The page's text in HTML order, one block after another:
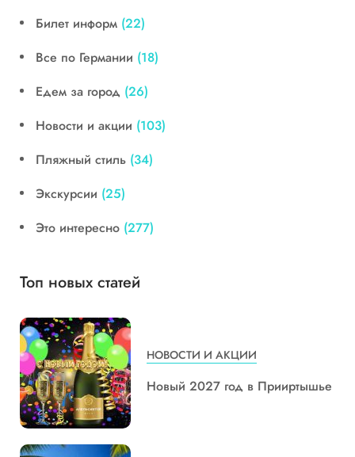
Билет информ (22)
Все по Германии (18)
Едем за город (26)
Новости и акции (103)
Пляжный стиль (34)
Экскурсии (25)
Это интересно (277)
Топ новых статей
НОВОСТИ И АКЦИИ
Новый 2027 год в Прииртышье